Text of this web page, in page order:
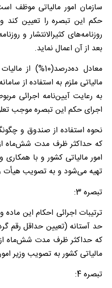
سازمان امور مالیاتی موظف
حکم این تبصره را تعیین کند
روزنامه‌های کثیرالانتشار و
بعد از آن اعمال نماید.
معادل
مالیاتی ملزم به استفاده از
به رعایت آیین‌نامه اجرائی
اجرای حکم این تبصره موجب تعلق
نحوه استفاده از صندوق و
که حداکثر ظرف مدت شش‌ماه از
امور مالیاتی کشور و با
تهیه می‌شود و به تصویب هیأت
تبصره 3:
حد آستانه (تعیین حداقل رقم
که حداکثر ظرف مدت شش‌ماه از
مالیاتی کشور به تصویب وزیر
تبصره 4: